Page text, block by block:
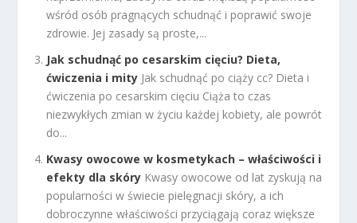
wśród osób pragnących schudnąć i poprawić swoje
zdrowie. Jej zasady są proste,...
Jak schudnąć po cesarskim cięciu? Dieta,
ćwiczenia i mity Jak schudnąć po ciąży cc? Dieta i
ćwiczenia po cesarskim cięciu Ciąża to czas
niezwykłych zmian w życiu każdej kobiety, ale powrót
do...
Kwasy owocowe w kosmetykach – właściwości i
efekty dla skóry Kwasy owocowe od lat zyskują na
popularności w świecie pielęgnacji skóry, a ich
dobroczynne właściwości przyciągają coraz większe